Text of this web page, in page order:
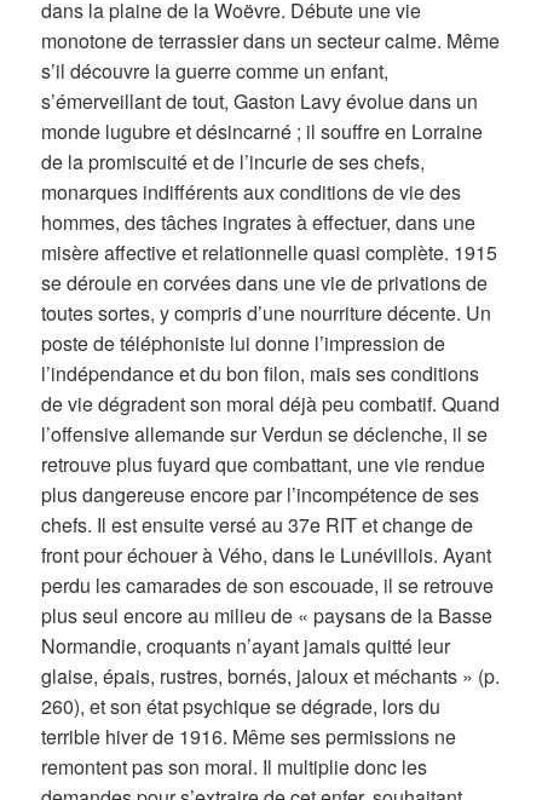
dans la plaine de la Woëvre. Débute une vie
monotone de terrassier dans un secteur calme. Même
s’il découvre la guerre comme un enfant,
s’émerveillant de tout, Gaston Lavy évolue dans un
monde lugubre et désincarné ; il souffre en Lorraine
de la promiscuité et de l’incurie de ses chefs,
monarques indifférents aux conditions de vie des
hommes, des tâches ingrates à effectuer, dans une
misère affective et relationnelle quasi complète. 1915
se déroule en corvées dans une vie de privations de
toutes sortes, y compris d’une nourriture décente. Un
poste de téléphoniste lui donne l’impression de
l’indépendance et du bon filon, mais ses conditions
de vie dégradent son moral déjà peu combatif. Quand
l’offensive allemande sur Verdun se déclenche, il se
retrouve plus fuyard que combattant, une vie rendue
plus dangereuse encore par l’incompétence de ses
chefs. Il est ensuite versé au 37e RIT et change de
front pour échouer à Vého, dans le Lunévillois. Ayant
perdu les camarades de son escouade, il se retrouve
plus seul encore au milieu de « paysans de la Basse
Normandie, croquants n’ayant jamais quitté leur
glaise, épais, rustres, bornés, jaloux et méchants » (p.
260), et son état psychique se dégrade, lors du
terrible hiver de 1916. Même ses permissions ne
remontent pas son moral. Il multiplie donc les